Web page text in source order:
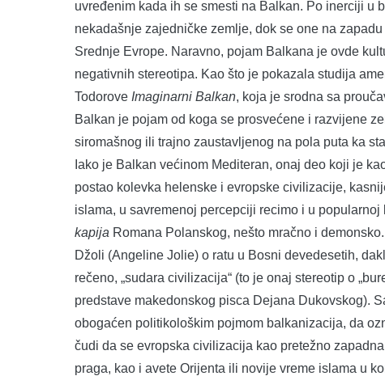
uvređenim kada ih se smesti na Balkan. Po inerciji u
nekadašnje zajedničke zemlje, dok se one na
Srednje Evrope. Naravno, pojam Balkana je ovde
negativnih stereotipa. Kao što je pokazala studija
Todorove Imaginarni Balkan, koja je srodna sa
Balkan je pojam od koga se prosvećene i razvijene
siromašnog ili trajno zaustavljenog na pola puta ka
Iako je Balkan većinom Mediteran, onaj deo koji je
postao kolevka helenske i evropske civilizacije,
islama, u savremenoj percepciji recimo i u
kapija Romana Polanskog, nešto mračno i
Džoli (Angeline Jolie) o ratu u Bosni devedesetih,
rečeno, „sudara civilizacija“ (to je onaj stereotip o
predstave makedonskog pisca Dejana Dukovskog).
obogaćen politikološkim pojmom balkanizacija, da
čudi da se evropska civilizacija kao pretežno
praga, kao i avete Orijenta ili novije vreme islama u